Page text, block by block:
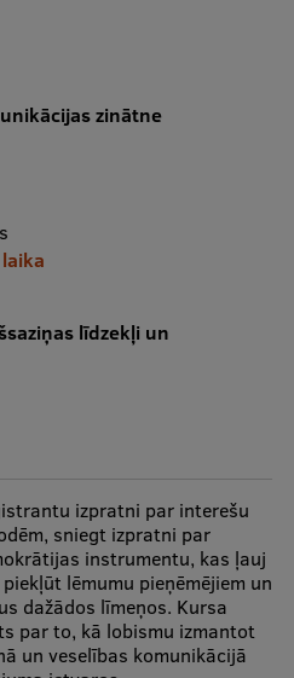
zinātne
līdzekļi un
izpratni par interešu
sniegt izpratni par
instrumentu, kas ļauj
lēmumu pieņēmējiem un
dažādos līmeņos. Kursa
par to, kā lobismu izmantot
un veselības komunikācijā